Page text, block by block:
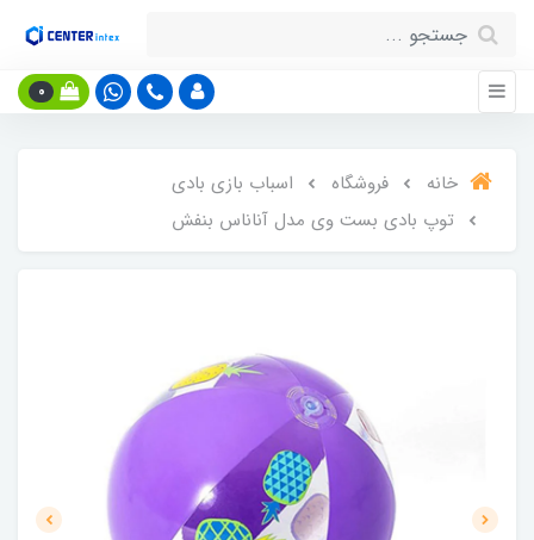
0
خانه فروشگاه
اسباب بازی بادی
توپ بادی بست وی مدل آناناس بنفش